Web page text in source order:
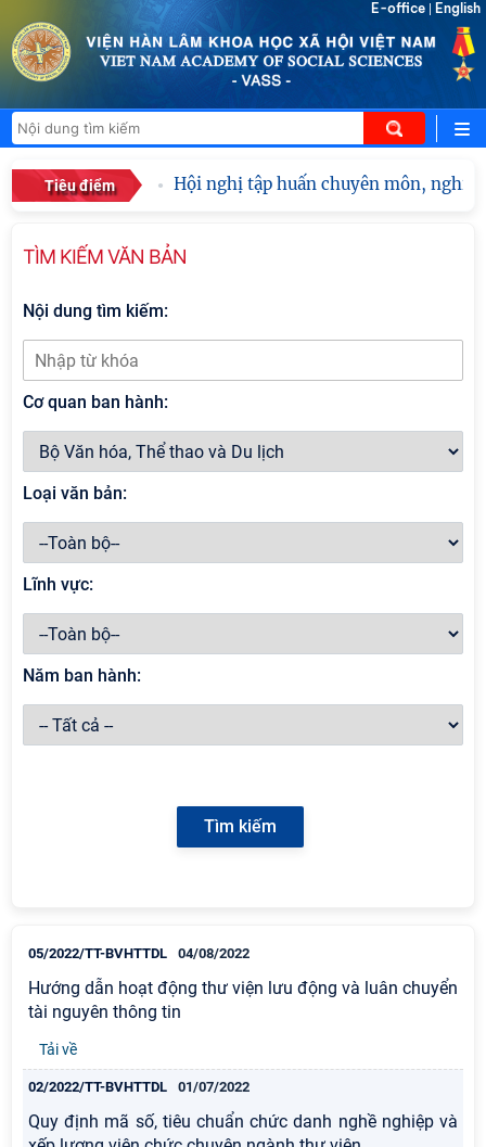
E-office English
Tiêu điểm Hội nghị tập huấn chuyên môn, nghiệp
TÌM KIẾM VĂN BẢN
Nội dung tìm kiếm:
Cơ quan ban hành:
Loại văn bản:
Lĩnh vực:
Năm ban hành:
05/2022/TT-BVHTTDL 04/08/2022
Hướng dẫn hoạt động thư viện lưu động và luân chuyển
tài nguyên thông tin
Tải về
02/2022/TT-BVHTTDL 01/07/2022
Quy định mã số, tiêu chuẩn chức danh nghề nghiệp và